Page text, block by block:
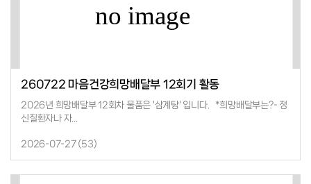
260722 마음건강희망배달부 12회기 활동
2026년 희망배달부 12회차 물품은 '삼계탕' 입니다. *희망배달부는?- 정
신질환자나 자...
2026-07-27 (53)